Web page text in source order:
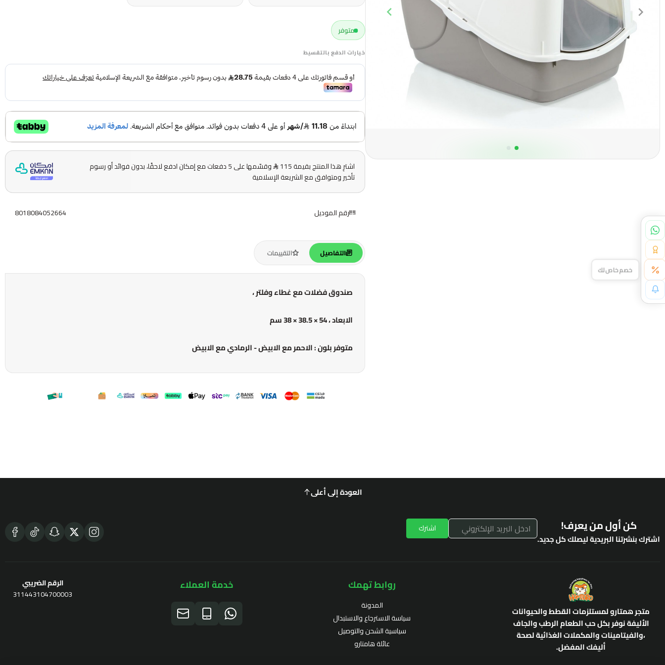
متوفر
خيارات الدفع بالتقسيط
اشترِ هذا المنتج بقيمة 115
وقسّمها على 5 دفعات مع إمكان ادفع لاحقًا، بدون فوائد أو رسوم
تأخير ومتوافق مع الشريعة الإسلامية
رقم الموديل 8018084052664
التفاصيل التقييمات
صندوق فضلات مع غطاء وفلتر ،
الابعاد ، 54 × 38.5 × 38 سم
متوفر بلون : الاحمر مع الابيض - الرمادي مع الابيض
العودة إلى أعلى
كن أول من يعرف!
اشترك بنشرتنا البريدية ليصلك كل جديد.
اشترك
متجر همتارو لمستلزمات القطط والحيوانات
الأليفة نوفر بكل حب الطعام الرطب والجاف
،والفيتامينات والمكملات الغذائية لصحة
أليفك المفضل.
روابط تهمك
المدونة
سياسة الاسترجاع والاستبدال
سياسية الشحن والتوصيل
عائلة هامتارو
خدمة العملاء
الرقم الضريبي
311443104700003
خصم خاص لك